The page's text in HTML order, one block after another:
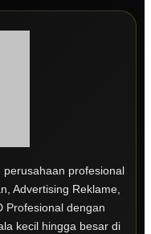
profesional
Advertising Reklame,
Profesional dengan
kecil hingga besar di